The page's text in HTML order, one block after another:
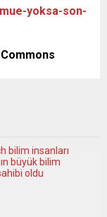
yoksa-son-